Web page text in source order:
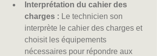
Interprétation du cahier des
charges : Le technicien son
interprète le cahier des charges et
choisit les équipements
nécessaires pour répondre aux